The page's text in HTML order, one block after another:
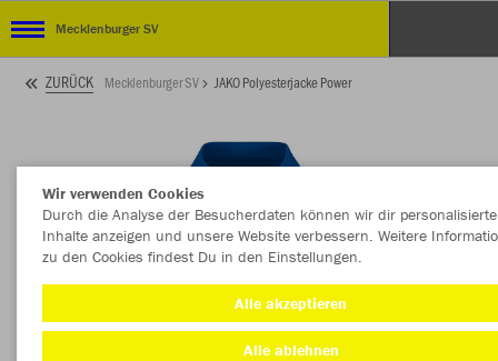
Mecklenburger SV
ZURÜCK Mecklenburger SV JAKO Polyesterjacke Power
Wir verwenden Cookies
Durch die Analyse der Besucherdaten können wir dir personalisierte
Inhalte anzeigen und unsere Website verbessern. Weitere
zu den Cookies findest Du in den Einstellungen.
Alle akzeptieren
Alle ablehnen